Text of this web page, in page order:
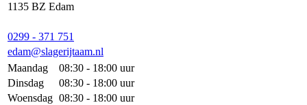
1135 BZ Edam
0299 - 371 751
edam@slagerijtaam.nl
Maandag
08:30 - 18:00 uur
Dinsdag
08:30 - 18:00 uur
Woensdag 08:30 - 18:00 uur